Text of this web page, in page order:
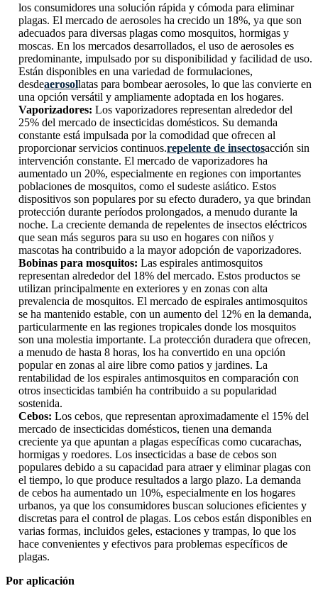
los consumidores una solución rápida y cómoda para eliminar
plagas. El mercado de aerosoles ha crecido un 18%, ya que son
adecuados para diversas plagas como mosquitos, hormigas y
moscas. En los mercados desarrollados, el uso de aerosoles es
predominante, impulsado por su disponibilidad y facilidad de uso.
Están disponibles en una variedad de formulaciones,
desdeaerosollatas para bombear aerosoles, lo que las convierte en
una opción versátil y ampliamente adoptada en los hogares.
Vaporizadores: Los vaporizadores representan alrededor del
25% del mercado de insecticidas domésticos. Su demanda
constante está impulsada por la comodidad que ofrecen al
proporcionar servicios continuos.repelente de insectosacción sin
intervención constante. El mercado de vaporizadores ha
aumentado un 20%, especialmente en regiones con importantes
poblaciones de mosquitos, como el sudeste asiático. Estos
dispositivos son populares por su efecto duradero, ya que brindan
protección durante períodos prolongados, a menudo durante la
noche. La creciente demanda de repelentes de insectos eléctricos
que sean más seguros para su uso en hogares con niños y
mascotas ha contribuido a la mayor adopción de vaporizadores.
Bobinas para mosquitos: Las espirales antimosquitos
representan alrededor del 18% del mercado. Estos productos se
utilizan principalmente en exteriores y en zonas con alta
prevalencia de mosquitos. El mercado de espirales antimosquitos
se ha mantenido estable, con un aumento del 12% en la demanda,
particularmente en las regiones tropicales donde los mosquitos
son una molestia importante. La protección duradera que ofrecen,
a menudo de hasta 8 horas, los ha convertido en una opción
popular en zonas al aire libre como patios y jardines. La
rentabilidad de los espirales antimosquitos en comparación con
otros insecticidas también ha contribuido a su popularidad
sostenida.
Cebos: Los cebos, que representan aproximadamente el 15% del
mercado de insecticidas domésticos, tienen una demanda
creciente ya que apuntan a plagas específicas como cucarachas,
hormigas y roedores. Los insecticidas a base de cebos son
populares debido a su capacidad para atraer y eliminar plagas con
el tiempo, lo que produce resultados a largo plazo. La demanda
de cebos ha aumentado un 10%, especialmente en los hogares
urbanos, ya que los consumidores buscan soluciones eficientes y
discretas para el control de plagas. Los cebos están disponibles en
varias formas, incluidos geles, estaciones y trampas, lo que los
hace convenientes y efectivos para problemas específicos de
plagas.
Por aplicación